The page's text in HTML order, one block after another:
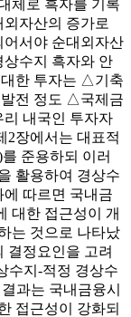
체로 흑자를 기록
자산의 증가로
어서야 순대외자산
상수지 흑자와 안
한 투자는 △기축
전 정도 △국제금
리 내국인 투자자
2장에서는 대표적
를 준용하되 이러
활용하여 경상수
따르면 국내금
대한 접근성이 개
는 것으로 나타났
결정요인을 고려
수지-적정 경상수
과는 국내금융시
접근성이 강화되